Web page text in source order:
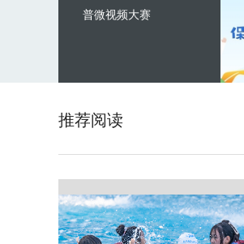
普微视频大赛
推荐阅读